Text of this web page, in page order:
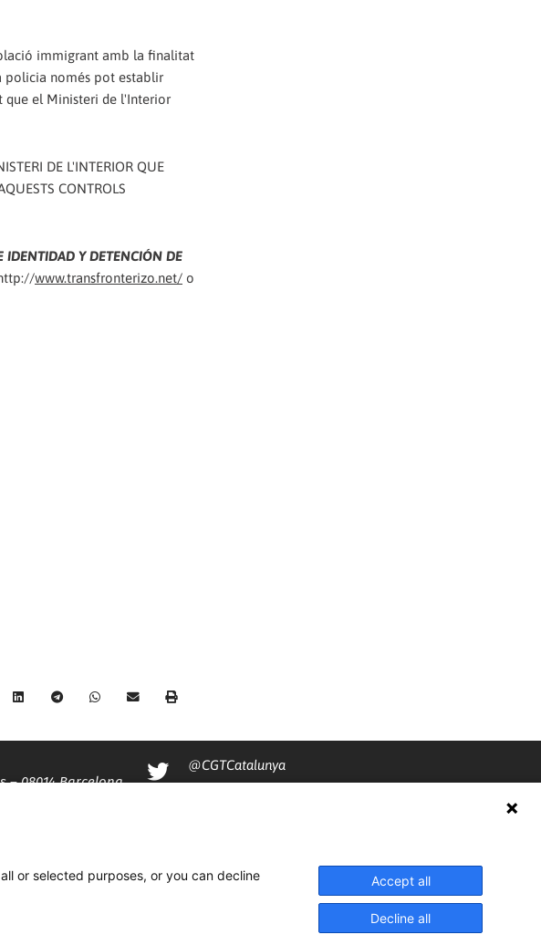
immigrant amb la finalitat
policia només pot establir
que el Ministeri de l'Interior
DE L'INTERIOR QUE
CONTROLS
IDENTIDAD Y DETENCIÓN DE
www.transfronterizo.net/ o
– 08014 Barcelona
@CGTCatalunya
cgtcatalunya
or selected purposes, or you can decline
Accept all
Decline all